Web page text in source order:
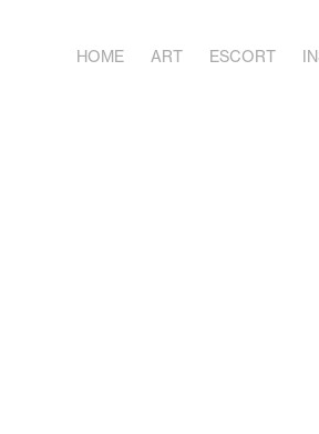
HOME ART ESCORT